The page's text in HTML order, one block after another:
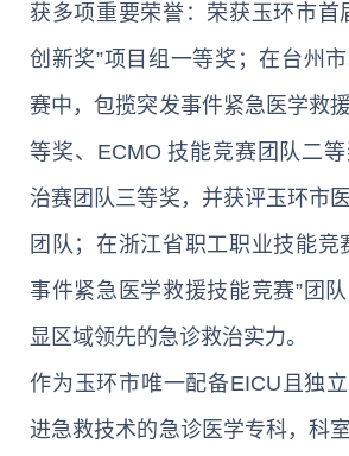
获多项重要荣誉：荣获玉环市首
创新奖”项目组一等奖；在台州
赛中，包揽突发事件紧急医学救
等奖、ECMO 技能竞赛团队二
治赛团队三等奖，并获评玉环市
团队；在浙江省职工职业技能竞
事件紧急医学救援技能竞赛”团
显区域领先的急诊救治实力。
作为玉环市唯一配备EICU且独
进急救技术的急诊医学专科，科